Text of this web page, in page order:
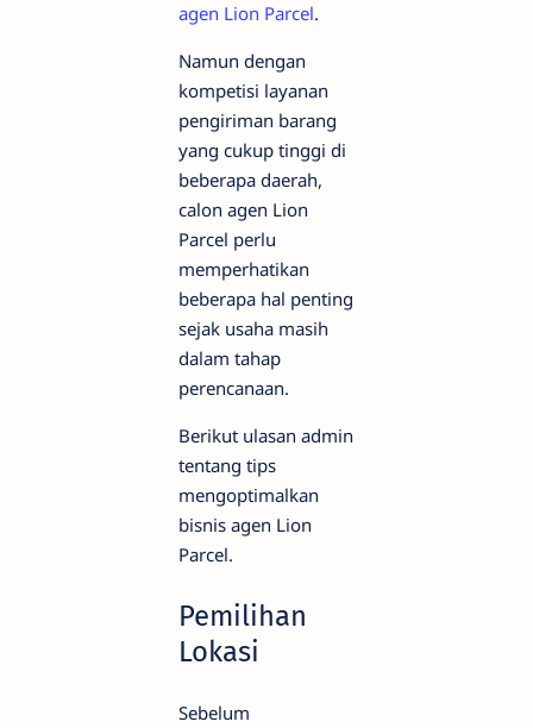
agen Lion Parcel.
Namun dengan
kompetisi layanan
pengiriman barang
yang cukup tinggi di
beberapa daerah,
calon agen Lion
Parcel perlu
memperhatikan
beberapa hal penting
sejak usaha masih
dalam tahap
perencanaan.
Berikut ulasan admin
tentang tips
mengoptimalkan
bisnis agen Lion
Parcel.
Pemilihan
Lokasi
Sebelum